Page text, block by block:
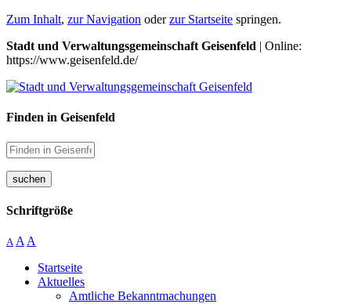
Zum Inhalt, zur Navigation oderzur Startseite springen.
Stadt und Verwaltungsgemeinschaft Geisenfeld | Online:
https://www.geisenfeld.de/
Finden in Geisenfeld
suchen
Schriftgröße
A A A
Startseite
Aktuelles
Amtliche Bekanntmachungen